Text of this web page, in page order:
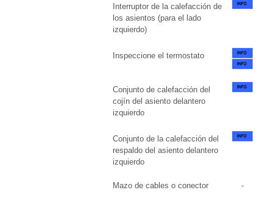
Interruptor de la calefacción de
los asientos (para el lado
izquierdo)
Inspeccione el termostato
Conjunto de calefacción del
cojín del asiento delantero
izquierdo
Conjunto de la calefacción del
respaldo del asiento delantero
izquierdo
Mazo de cables o conector -